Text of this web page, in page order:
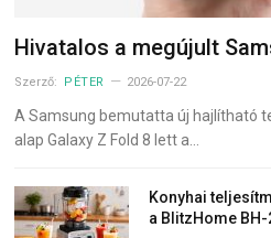
Hivatalos a megújult
Szerző: PÉTER 2026-07-22
A Samsung bemutatta új hajlítható
alap Galaxy Z Fold 8 lett a…
Konyhai
a BlitzHome